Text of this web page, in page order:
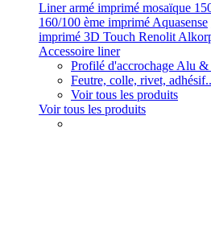
Liner armé imprimé mosaïque
160/100 ème imprimé Aquasense
imprimé 3D Touch Renolit
Accessoire liner
Profilé d'accrochage Alu
Feutre, colle, rivet,
Voir tous les produits
Voir tous les produits